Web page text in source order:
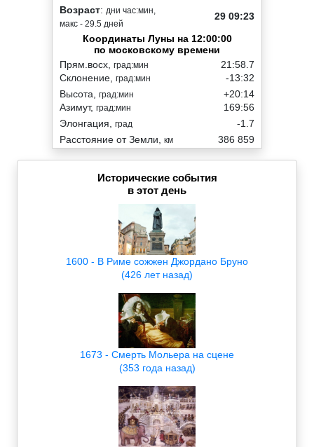
Возраст: дни час:мин,
макс - 29.5 дней
29 09:23
Координаты Луны на 12:00:00
по московскому времени
Прям.восх, град:мин
Склонение, град:мин
21:58.7
-13:32
Высота, град:мин
Азимут, град:мин
+20:14
169:56
Элонгация, град
-1.7
Расстояние от Земли, км 386 859
Исторические события
в этот день
1600 - В Риме сожжен Джордано Бруно
(426 лет назад)
1673 - Смерть Мольера на сцене
(353 года назад)